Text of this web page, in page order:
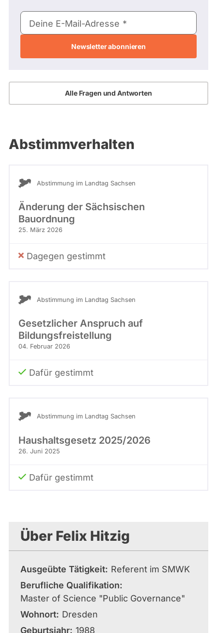
_
H
z
_
F
X
2
_
f
a
g
E-
Mail-
Deine E-Mail-Adresse
Alle Fragen und Antworten
Abstimmverhalten
Abstimmung im Landtag Sachsen
Änderung der Sächsischen
Bauordnung
25. März 2026
Dagegen gestimmt
Abstimmung im Landtag Sachsen
Gesetzlicher Anspruch auf
Bildungsfreistellung
04. Februar 2026
Dafür gestimmt
Abstimmung im Landtag Sachsen
Haushaltsgesetz 2025/2026
26. Juni 2025
Dafür gestimmt
Über Felix Hitzig
Ausgeübte Tätigkeit
Referent im SMWK
Berufliche Qualifikation
Master of Science "Public Governance"
Wohnort
Dresden
Geburtsjahr 1988